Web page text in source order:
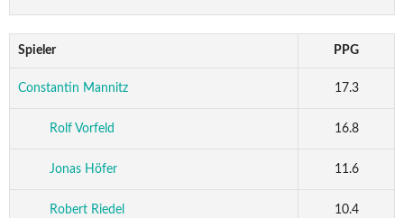
Spieler PPG
Constantin Mannitz 17.3
Rolf Vorfeld 16.8
Jonas Höfer 11.6
Robert Riedel 10.4